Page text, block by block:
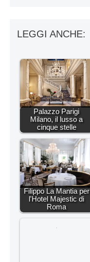
LEGGI ANCHE:
Palazzo Parigi
Milano, il lusso a
cinque stelle
Filippo La Mantia per
l'Hotel Majestic di
Roma